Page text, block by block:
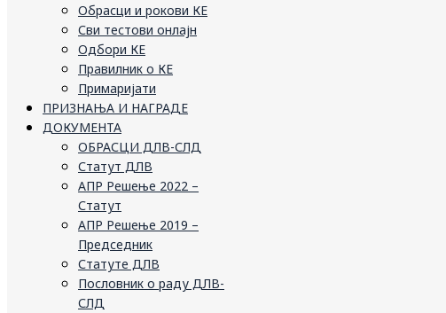
Обрасци и рокови КЕ
Сви тестови онлајн
Одбори КЕ
Правилник о КЕ
Примаријати
ПРИЗНАЊА И НАГРАДЕ
ДОКУМЕНТА
ОБРАСЦИ ДЛВ-СЛД
Статут ДЛВ
АПР Решење 2022 –
Статут
АПР Решење 2019 –
Председник
Статуте ДЛВ
Пословник о раду ДЛВ-
СЛД